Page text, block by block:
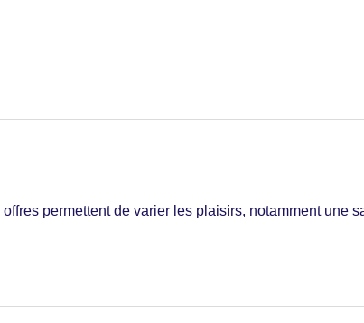
permettent de varier les plaisirs, notamment une